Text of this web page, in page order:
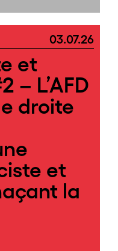
03.07.26
et
– L’AFD
droite
et
la